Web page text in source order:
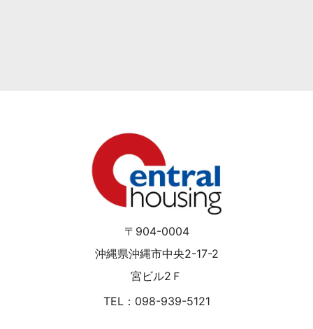
〒904-0004
沖縄県沖縄市中央2-17-2
宮ビル2Ｆ
TEL：098-939-5121